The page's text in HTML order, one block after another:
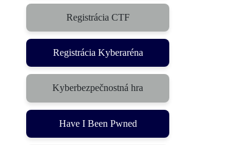
Registrácia CTF
(otvorí sa v novom okne)
Registrácia Kyberaréna
Kyberbezpečnostná hra
(otvorí sa v novom okne)
Have I Been Pwned